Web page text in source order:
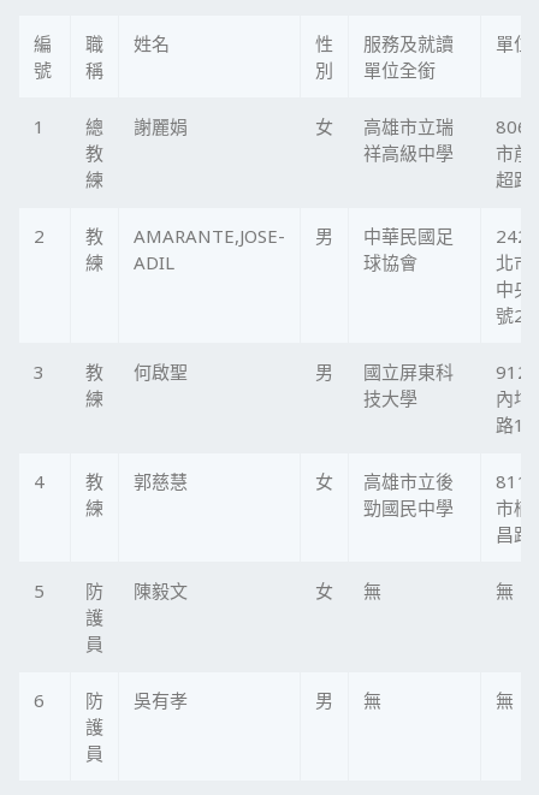
編
號
職
稱
姓名
性
別
服務及就讀
單位全銜
單位
1
總
教
練
謝麗娟 女
高雄市立瑞
祥高級中學
市前
超路
2
教
練
AMARANTE,JOSE-
ADIL
男
中華民國足
球協會
北市
中央
號2
3
教
練
何啟聖 男
國立屏東科
技大學
912
內埔
路1
4
教
練
郭慈慧 女
高雄市立後
勁國民中學
市楠
昌路
5
防
護
員
陳毅文 女 無 無
6
防
護
員
吳有孝 男 無 無